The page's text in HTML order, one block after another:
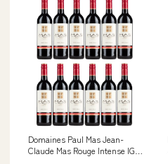
Domaines Paul Mas Jean-
Claude Mas Rouge Intense IGP